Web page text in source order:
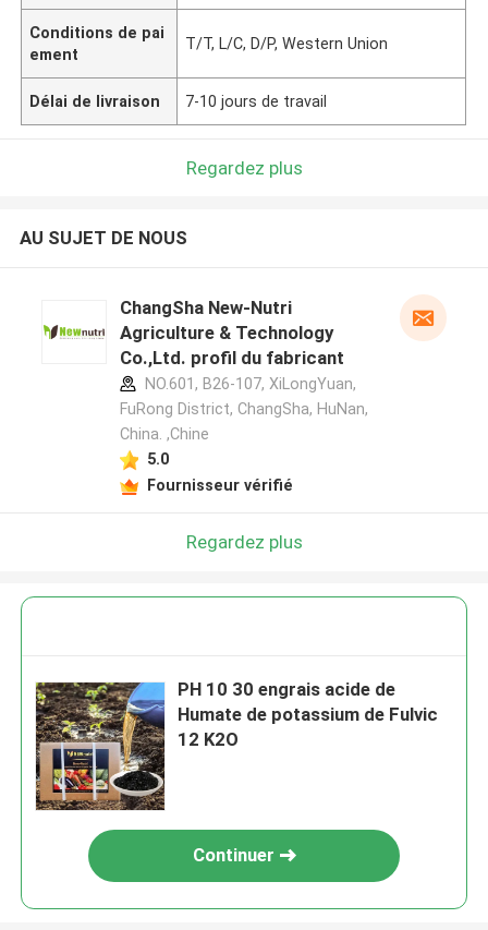
Conditions de pai
ement
T/T, L/C, D/P, Western Union
Délai de livraison 7-10 jours de travail
Regardez plus
AU SUJET DE NOUS
ChangSha New-Nutri
Agriculture & Technology
Co.,Ltd. profil du fabricant
NO.601, B26-107, XiLongYuan,
FuRong District, ChangSha, HuNan,
China. ,Chine
5.0
Fournisseur vérifié
Regardez plus
PH 10 30 engrais acide de
Humate de potassium de Fulvic
12 K2O
Continuer